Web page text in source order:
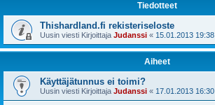
Tiedotteet
Thishardland.fi rekisteriseloste
Uusin viesti Kirjoittaja Judanssi « 15.01.2013 19:38
Aiheet
Käyttäjätunnus ei toimi?
Uusin viesti Kirjoittaja Judanssi « 17.01.2013 16:30